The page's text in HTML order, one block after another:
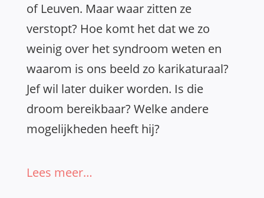
of Leuven. Maar waar zitten ze
verstopt? Hoe komt het dat we zo
weinig over het syndroom weten en
waarom is ons beeld zo karikaturaal?
Jef wil later duiker worden. Is die
droom bereikbaar? Welke andere
mogelijkheden heeft hij?
Lees meer…